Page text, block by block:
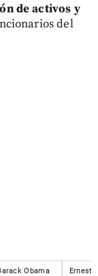
de activos y
del
Obama